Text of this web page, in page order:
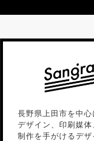
長野県上田市を中
デザイン、印刷媒
制作を手がけるデザ